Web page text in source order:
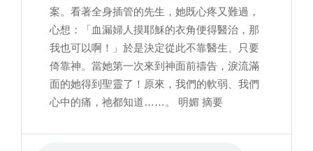
案。看著全身插管的先生，她既心疼又難過，
心想：「血漏婦人摸耶穌的衣角便得醫治，那
我也可以啊！」於是決定從此不靠醫生、只要
倚靠神。當她第一次來到神面前禱告，淚流滿
面的她得到聖靈了！原來，我們的軟弱、我們
心中的痛，祂都知道……。 明媚 摘要